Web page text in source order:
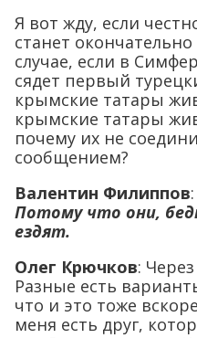
Я вот жду, если
станет
случае, если в
сядет первый
крымские татары
крымские татары
почему их не
сообщением?
Валентин Филиппов:
Потому что они,
ездят.
Олег Крючков:
Разные есть
что и это тоже
меня есть друг,